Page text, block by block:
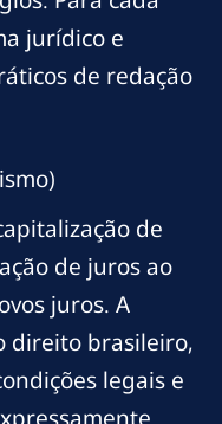
jurídico e
de redação
de
de juros ao
juros. A
direito brasileiro,
legais e